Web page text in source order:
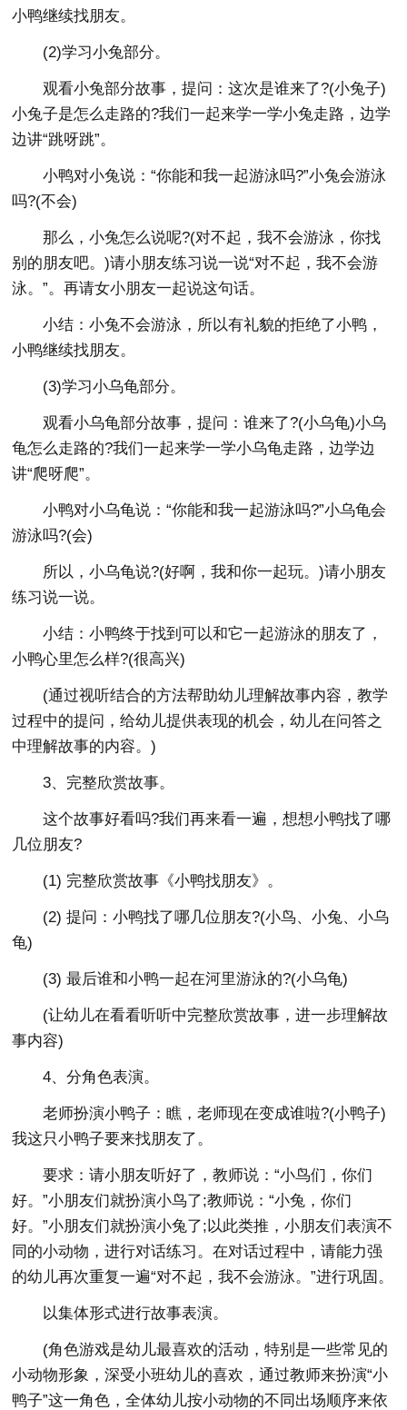
小鸭继续找朋友。
(2)学习小兔部分。
观看小兔部分故事，提问：这次是谁来了?(小兔子)
小兔子是怎么走路的?我们一起来学一学小兔走路，边学
边讲“跳呀跳”。
小鸭对小兔说：“你能和我一起游泳吗?”小兔会游泳
吗?(不会)
那么，小兔怎么说呢?(对不起，我不会游泳，你找
别的朋友吧。)请小朋友练习说一说“对不起，我不会游
泳。”。再请女小朋友一起说这句话。
小结：小兔不会游泳，所以有礼貌的拒绝了小鸭，
小鸭继续找朋友。
(3)学习小乌龟部分。
观看小乌龟部分故事，提问：谁来了?(小乌龟)小乌
龟怎么走路的?我们一起来学一学小乌龟走路，边学边
讲“爬呀爬”。
小鸭对小乌龟说：“你能和我一起游泳吗?”小乌龟会
游泳吗?(会)
所以，小乌龟说?(好啊，我和你一起玩。)请小朋友
练习说一说。
小结：小鸭终于找到可以和它一起游泳的朋友了，
小鸭心里怎么样?(很高兴)
(通过视听结合的方法帮助幼儿理解故事内容，教学
过程中的提问，给幼儿提供表现的机会，幼儿在问答之
中理解故事的内容。)
3、完整欣赏故事。
这个故事好看吗?我们再来看一遍，想想小鸭找了哪
几位朋友?
(1) 完整欣赏故事《小鸭找朋友》。
(2) 提问：小鸭找了哪几位朋友?(小鸟、小兔、小乌
龟)
(3) 最后谁和小鸭一起在河里游泳的?(小乌龟)
(让幼儿在看看听听中完整欣赏故事，进一步理解故
事内容)
4、分角色表演。
老师扮演小鸭子：瞧，老师现在变成谁啦?(小鸭子)
我这只小鸭子要来找朋友了。
要求：请小朋友听好了，教师说：“小鸟们，你们
好。”小朋友们就扮演小鸟了;教师说：“小兔，你们
好。”小朋友们就扮演小兔了;以此类推，小朋友们表演不
同的小动物，进行对话练习。在对话过程中，请能力强
的幼儿再次重复一遍“对不起，我不会游泳。”进行巩固。
以集体形式进行故事表演。
(角色游戏是幼儿最喜欢的活动，特别是一些常见的
小动物形象，深受小班幼儿的喜欢，通过教师来扮演“小
鸭子”这一角色，全体幼儿按小动物的不同出场顺序来依